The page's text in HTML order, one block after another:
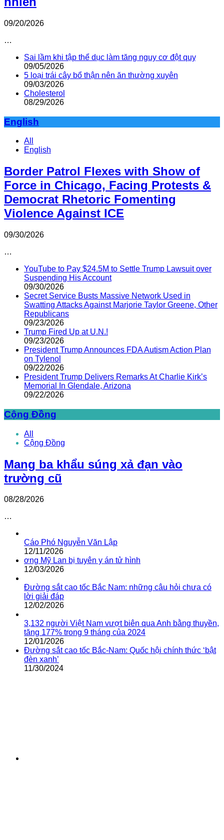
09/20/2026
…
Sai lầm khi tập thể dục làm tăng nguy cơ đột quỵ
09/05/2026
5 loại trái cây bổ thận nên ăn thường xuyên
09/03/2026
Cholesterol
08/29/2026
English
All
English
Border Patrol Flexes with Show of
Force in Chicago, Facing Protests &
Democrat Rhetoric Fomenting
Violence Against ICE
09/30/2026
…
YouTube to Pay $24.5M to Settle Trump Lawsuit over
Suspending His Account
09/30/2026
Secret Service Busts Massive Network Used in
Swatting Attacks Against Marjorie Taylor Greene, Other
Republicans
09/23/2026
Trump Fired Up at U.N.!
09/23/2026
President Trump Announces FDA Autism Action Plan
on Tylenol
09/22/2026
President Trump Delivers Remarks At Charlie Kirk’s
Memorial In Glendale, Arizona
09/22/2026
Cộng Đồng
All
Cộng Đồng
Mang ba khẩu súng xả đạn vào
trường cũ
08/28/2026
…
Cáo Phó Nguyễn Văn Lập
12/11/2026
ơng Mỹ Lan bị tuyên y án tử hình
12/03/2026
Đường sắt cao tốc Bắc Nam: những câu hỏi chưa có
lời giải đáp
12/02/2026
3,132 người Việt Nam vượt biên qua Anh bằng thuyền,
tăng 177% trong 9 tháng của 2024
12/01/2026
Đường sắt cao tốc Bắc-Nam: Quốc hội chính thức ‘bật
đèn xanh’
11/30/2024